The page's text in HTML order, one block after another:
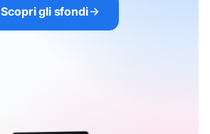
Scopri gli sfondi